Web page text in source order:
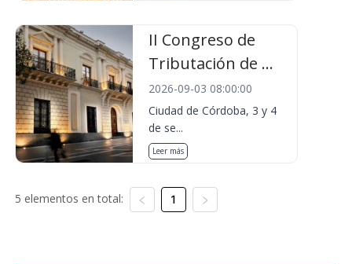
II Congreso de
Tributación de ...
2026-09-03 08:00:00
Ciudad de Córdoba, 3 y 4
de se...
Leer más
5 elementos en total: 1